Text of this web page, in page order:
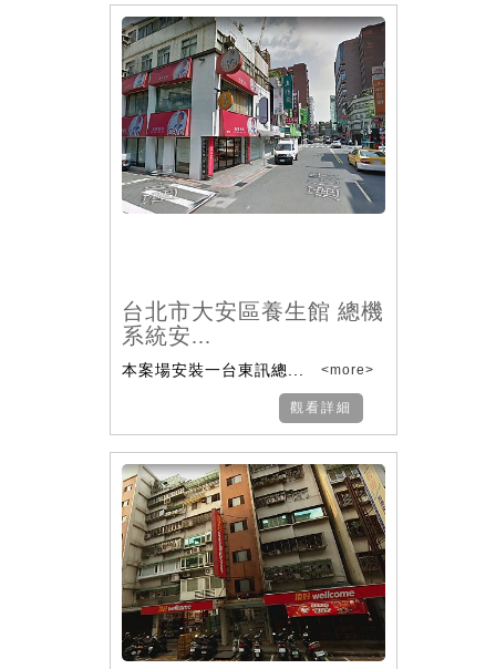
台北市大安區養生館 總機
系統安...
本案場安裝一台東訊總... <more>
觀看詳細